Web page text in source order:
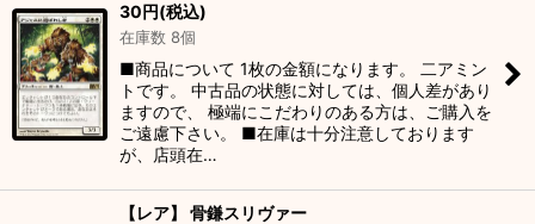
並び順:
絞り込む
30円(税込)
在庫数 8個
■商品について 1枚の金額になります。 二アミン
トです。 中古品の状態に対しては、個人差があり
ますので、 極端にこだわりのある方は、ご購入を
ご遠慮下さい。 ■在庫は十分注意しております
が、店頭在…
【レア】 骨鎌スリヴァー